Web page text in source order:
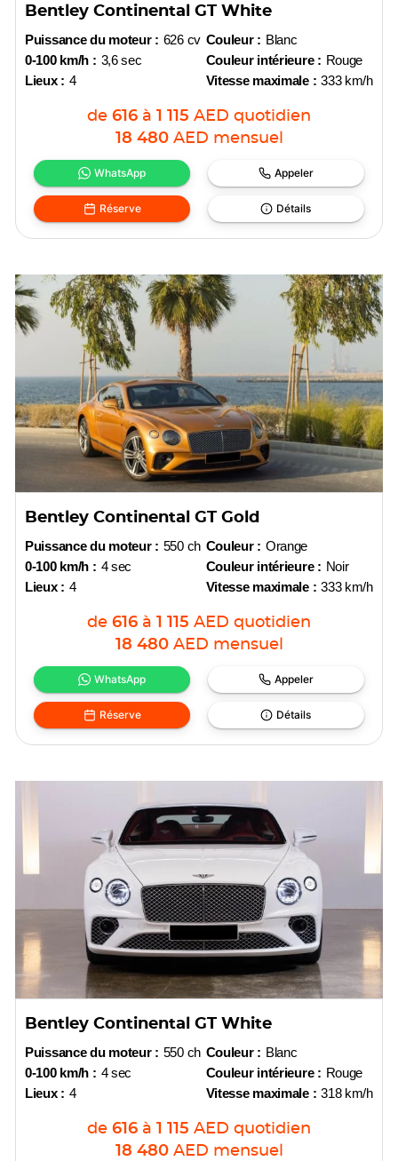
Bentley Continental GT White
Puissance du moteur : 626 cv
0-100 km/h : 3,6 sec
Lieux : 4
Couleur : Blanc
Couleur intérieure : Rouge
Vitesse maximale : 333 km/h
de 616 à 1 115 AED quotidien
18 480 AED mensuel
WhatsApp Appeler
Réserve Détails
Bentley Continental GT Gold
Puissance du moteur : 550 ch
0-100 km/h : 4 sec
Lieux : 4
Couleur : Orange
Couleur intérieure : Noir
Vitesse maximale : 333 km/h
de 616 à 1 115 AED quotidien
18 480 AED mensuel
WhatsApp Appeler
Réserve Détails
Bentley Continental GT White
Puissance du moteur : 550 ch
0-100 km/h : 4 sec
Lieux : 4
Couleur : Blanc
Couleur intérieure : Rouge
Vitesse maximale : 318 km/h
de 616 à 1 115 AED quotidien
18 480 AED mensuel